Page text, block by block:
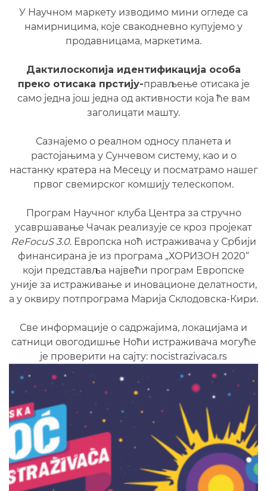
У Научном маркету изводимо мини огледе са
намирницима, које свакодневно купујемо у
продавницама, маркетима.
Дактилоскопија идентификација особа
преко отисака прстију-прављење отисака је
само једна још једна од активности која ће вам
заголицати машту.
Сазнајемо о реалном односу планета и
растојањима у Сунчевом систему, као и о
настанку кратера на Месецу и посматрамо нашег
првог свемирског комшију телескопом.
Програм Научног клуба Центра за стручно
усавршавање Чачак реализује се кроз пројекат
ReFocuS 3.0. Европска ноћ истраживача у Србији
финансирана је из програма „ХОРИЗОН 2020“
који представља највећи програм Европске
уније за истраживање и иновационе делатности,
а у оквиру потпрограма Марија Склодовска-Кири.
Све информације о садржајима, локацијама и
сатници овогодишње Ноћи истраживача могуће
је проверити на сајту: nocistrazivaca.rs